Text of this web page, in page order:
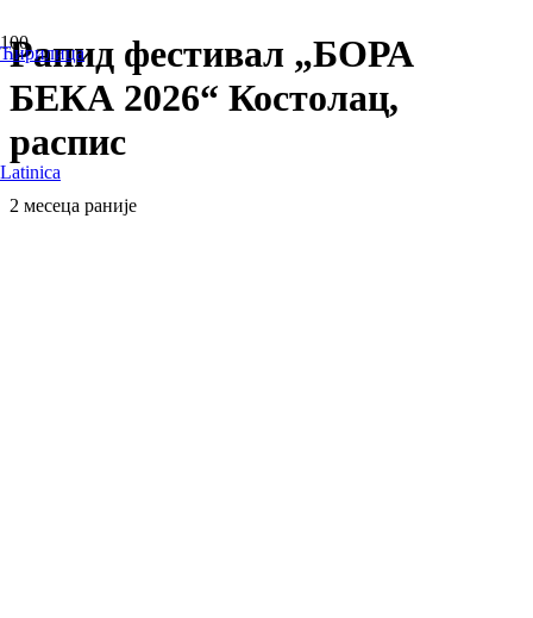
Ћирилица
Latinica
Рапид фестивал „БОРА
БЕКА 2026“ Костолац,
распис
2 месеца раније